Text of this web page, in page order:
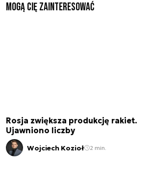
Mogą Cię zainteresować
Rosja zwiększa produkcję rakiet.
Ujawniono liczby
Wojciech Kozioł 2 min.